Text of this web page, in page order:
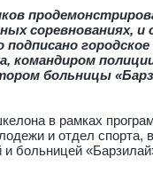
соревнованиях,
командиром
больницы
в рамках
и отдел спорта,
и больницей